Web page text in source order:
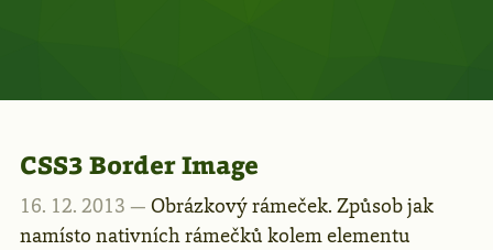
CSS3 Border Image
16. 12. 2013 — Obrázkový rámeček. Způsob jak
namísto nativních rámečků kolem elementu